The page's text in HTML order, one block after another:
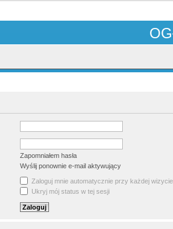
Zapomniałem hasła
Wyślij ponownie e-mail aktywujący
Zaloguj mnie automatycznie przy każdej wizycie
Ukryj mój status w tej sesji